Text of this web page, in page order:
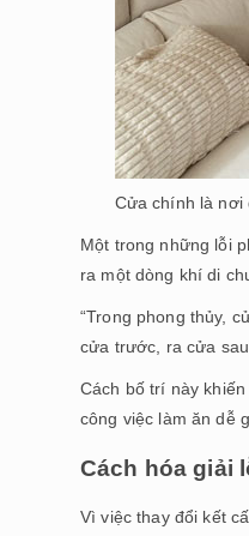
Cửa chính là nơi
Một trong những lỗi
ra một dòng khí di
“Trong phong thủy,
cửa trước, ra cửa
Cách bố trí này
công việc làm ăn dễ
Cách hóa giải
Vì việc thay đổi kết